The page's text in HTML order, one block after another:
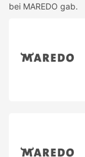
bei MAREDO gab.